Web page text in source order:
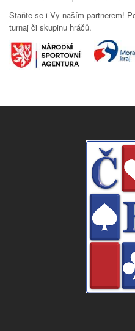
Staňte se i Vy naším partnerem!
turnaj či skupinu hráčů.